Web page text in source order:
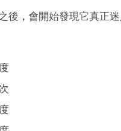
後，會開始發現它真正迷